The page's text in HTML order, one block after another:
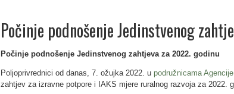
Počinje podnošenje Jedinstvenog
Počinje podnošenje Jedinstvenog zahtjeva za 2022. godinu
Poljoprivrednici od danas, 7. ožujka 2022. u podružnicama
zahtjev za izravne potpore i IAKS mjere ruralnog razvoja za 2022.